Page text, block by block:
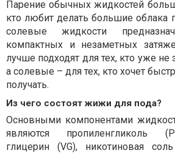
Парение обычных жидкостей
кто любит делать большие облака
солевые жидкости
компактных и незаметных
лучше подходят для тех, кто уже не
а солевые – для тех, кто хочет
получать.
Из чего состоят жижи для пода?
Основными компонентами
являются пропиленгликоль
глицерин (VG), никотиновая